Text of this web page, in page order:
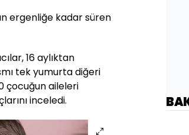
ergenliğe kadar süren
16 aylıktan
tek yumurta diğeri
çocuğun aileleri
inceledi.